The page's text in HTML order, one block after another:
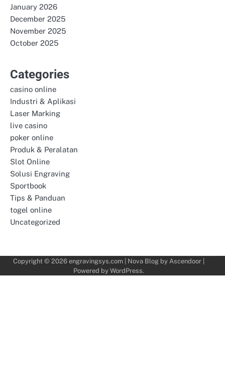
January 2026
December 2025
November 2025
October 2025
Categories
casino online
Industri & Aplikasi
Laser Marking
live casino
poker online
Produk & Peralatan
Slot Online
Solusi Engraving
Sportbook
Tips & Panduan
togel online
Uncategorized
Copyright © 2026 engravingsys.com| Nova Blog by Ascendoor|
Powered by WordPress.